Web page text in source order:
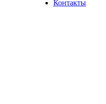
Контакты